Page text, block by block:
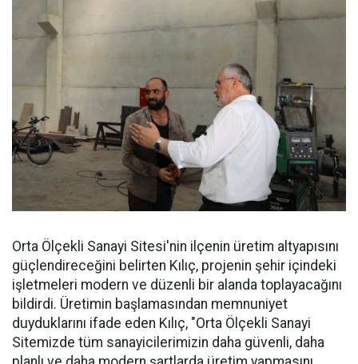
Orta Ölçekli Sanayi Sitesi'nin ilçenin üretim altyapısını
güçlendireceğini belirten Kılıç, projenin şehir içindeki
işletmeleri modern ve düzenli bir alanda toplayacağını
bildirdi. Üretimin başlamasından memnuniyet
duyduklarını ifade eden Kılıç, "Orta Ölçekli Sanayi
Sitemizde tüm sanayicilerimizin daha güvenli, daha